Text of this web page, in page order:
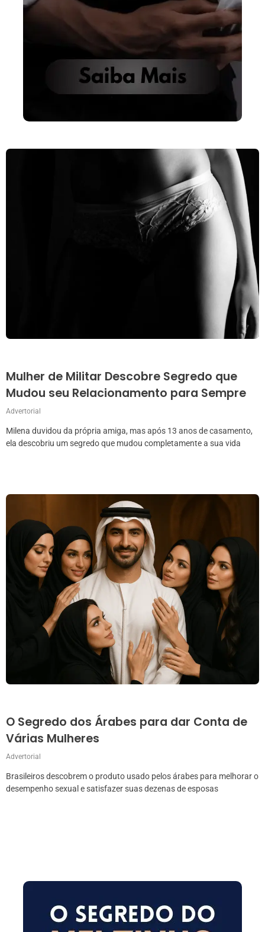
Mulher de Militar Descobre Segredo que
Mudou seu Relacionamento para Sempre
Advertorial
Milena duvidou da própria amiga, mas após 13 anos de casamento,
ela descobriu um segredo que mudou completamente a sua vida
O Segredo dos Árabes para dar Conta de
Várias Mulheres
Advertorial
Brasileiros descobrem o produto usado pelos árabes para melhorar o
desempenho sexual e satisfazer suas dezenas de esposas